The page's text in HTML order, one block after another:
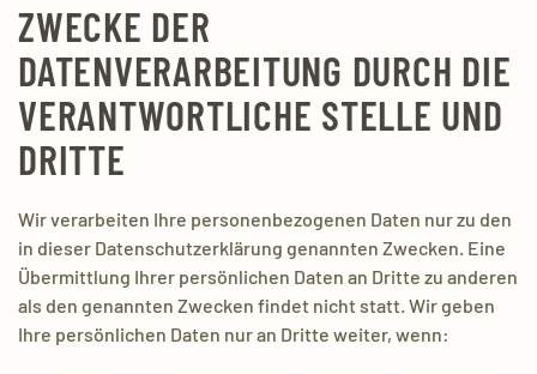
ZWECKE DER
DATENVERARBEITUNG DURCH DIE
VERANTWORTLICHE STELLE UND
DRITTE
Wir verarbeiten Ihre personenbezogenen Daten nur zu den
in dieser Datenschutzerklärung genannten Zwecken. Eine
Übermittlung Ihrer persönlichen Daten an Dritte zu anderen
als den genannten Zwecken findet nicht statt. Wir geben
Ihre persönlichen Daten nur an Dritte weiter, wenn: